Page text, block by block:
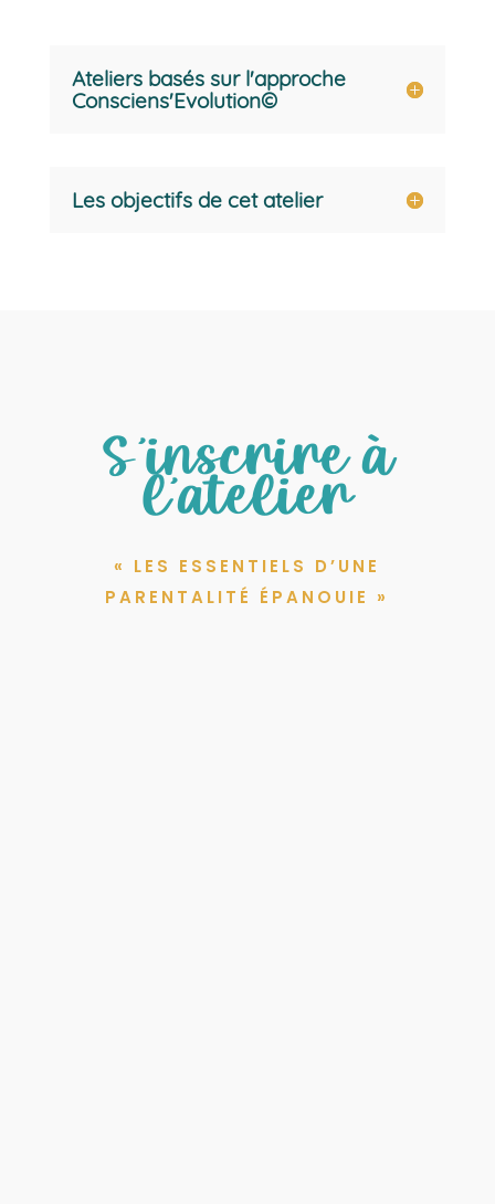
Ateliers basés sur l'approche
Consciens'Evolution©
Les objectifs de cet atelier
S’inscrire à
l’atelier
« LES ESSENTIELS D’UNE
PARENTALITÉ ÉPANOUIE »